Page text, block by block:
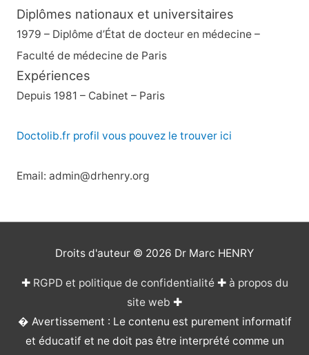
Diplômes nationaux et universitaires
1979 – Diplôme d’État de docteur en médecine –
Faculté de médecine de Paris
Expériences
Depuis 1981 – Cabinet – Paris
Doctolib.fr profil vous pouvez le trouver ici
Email: admin@drhenry.org
Droits d'auteur © 2026 Dr Marc HENRY
✚ RGPD et politique de confidentialité✚ à propos du
site web ✚
� Avertissement : Le contenu est purement informatif
et éducatif et ne doit pas être interprété comme un